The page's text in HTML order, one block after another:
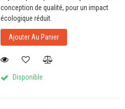
conception de qualité, pour un impact
écologique réduit.
Ajouter Au Panier
Disponible